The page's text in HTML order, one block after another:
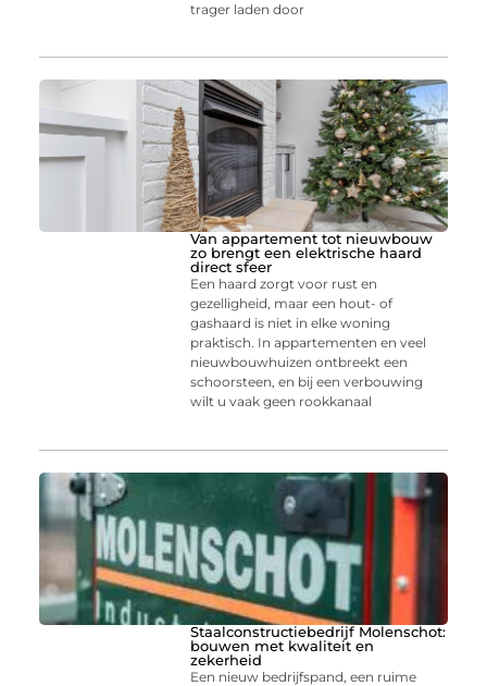
trager laden door
Van appartement tot nieuwbouw
zo brengt een elektrische haard
direct sfeer
Een haard zorgt voor rust en
gezelligheid, maar een hout- of
gashaard is niet in elke woning
praktisch. In appartementen en veel
nieuwbouwhuizen ontbreekt een
schoorsteen, en bij een verbouwing
wilt u vaak geen rookkanaal
Staalconstructiebedrijf Molenschot:
bouwen met kwaliteit en
zekerheid
Een nieuw bedrijfspand, een ruime